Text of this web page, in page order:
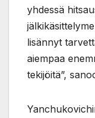
yhdessä
lisännyt
aiempaa
tekijöitä”,